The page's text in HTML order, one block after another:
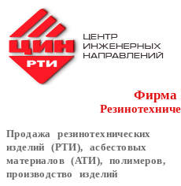
Фирма
Продажа резинотехнических
изделий (РТИ), асбестовых
материалов (АТИ), полимеров,
производство изделий